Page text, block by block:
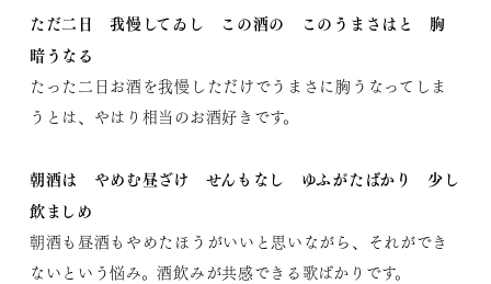
ただ二日 我慢してゐし この酒の このうまさはと 胸
暗うなる
たった二日お酒を我慢しただけでうまさに胸うなってしま
うとは、やはり相当のお酒好きです。
朝酒は やめむ昼ざけ せんもなし ゆふがたばかり 少し
飲ましめ
朝酒も昼酒もやめたほうがいいと思いながら、それができ
ないという悩み。酒飲みが共感できる歌ばかりです。